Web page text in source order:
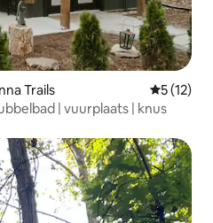
Trails
5 (12)
| vuurplaats | knus